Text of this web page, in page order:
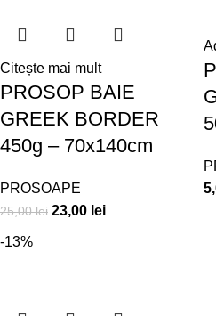
Citește mai mult
PROSOP BAIE
GREEK BORDER
450g – 70x140cm
PROSOAPE
25,00lei 23,00 lei
-13%